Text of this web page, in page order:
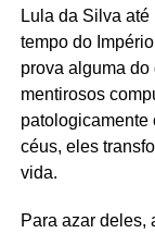
Lula da Silva
tempo do
prova alguma
mentirosos
patologicamente
céus, eles
vida.
Para azar deles,